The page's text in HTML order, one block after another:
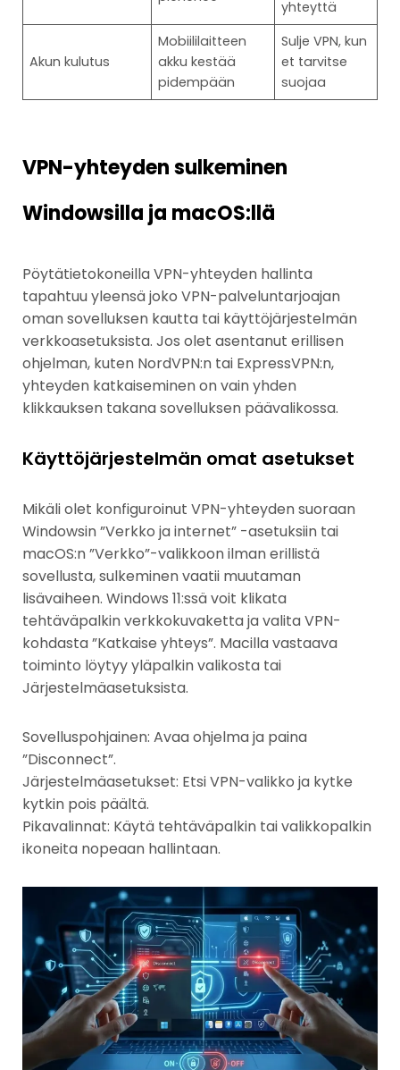
yhteyttä
Akun kulutus
Mobiililaitteen
akku kestää
pidempään
Sulje VPN, kun
et tarvitse
suojaa
VPN-yhteyden sulkeminen
Windowsilla ja macOS:llä
Pöytätietokoneilla VPN-yhteyden hallinta
tapahtuu yleensä joko VPN-palveluntarjoajan
oman sovelluksen kautta tai käyttöjärjestelmän
verkkoasetuksista. Jos olet asentanut erillisen
ohjelman, kuten NordVPN:n tai ExpressVPN:n,
yhteyden katkaiseminen on vain yhden
klikkauksen takana sovelluksen päävalikossa.
Käyttöjärjestelmän omat asetukset
Mikäli olet konfiguroinut VPN-yhteyden suoraan
Windowsin ”Verkko ja internet” -asetuksiin tai
macOS:n ”Verkko”-valikkoon ilman erillistä
sovellusta, sulkeminen vaatii muutaman
lisävaiheen. Windows 11:ssä voit klikata
tehtäväpalkin verkkokuvaketta ja valita VPN-
kohdasta ”Katkaise yhteys”. Macilla vastaava
toiminto löytyy yläpalkin valikosta tai
Järjestelmäasetuksista.
Sovelluspohjainen: Avaa ohjelma ja paina
”Disconnect”.
Järjestelmäasetukset: Etsi VPN-valikko ja kytke
kytkin pois päältä.
Pikavalinnat: Käytä tehtäväpalkin tai valikkopalkin
ikoneita nopeaan hallintaan.